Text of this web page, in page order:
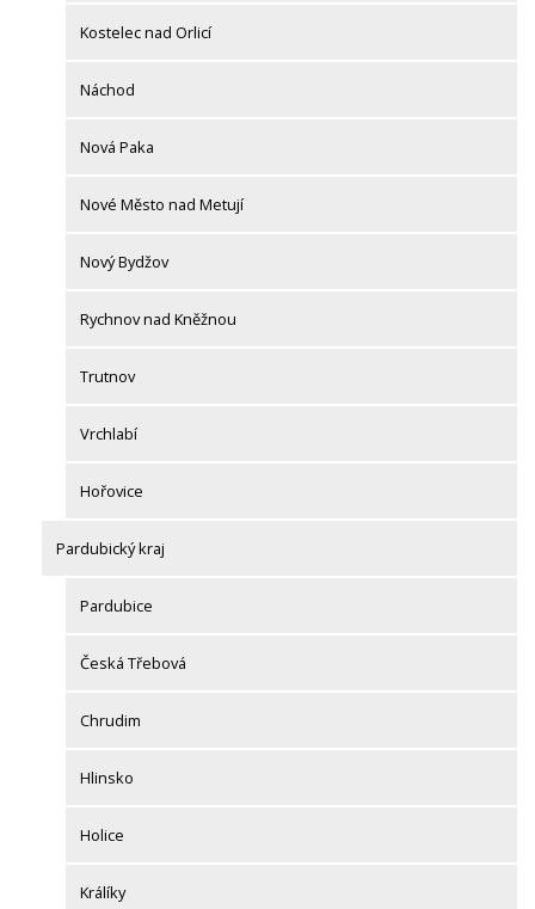
Kostelec nad Orlicí
Náchod
Nová Paka
Nové Město nad Metují
Nový Bydžov
Rychnov nad Kněžnou
Trutnov
Vrchlabí
Hořovice
Pardubický kraj
Pardubice
Česká Třebová
Chrudim
Hlinsko
Holice
Králíky